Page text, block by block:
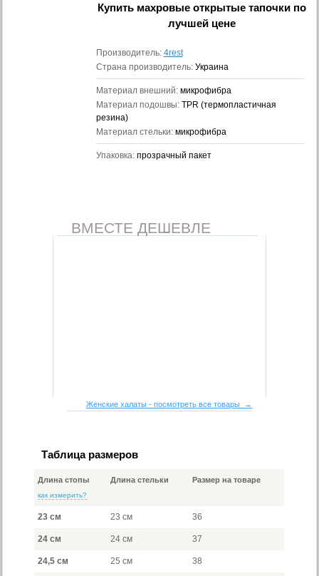
Купить махровые открытые тапочки по
лучшей цене
Производитель: 4rest
Страна производитель: Украина
Материал внешний: микрофибра
Материал подошвы: TPR (термопластичная
резина)
Материал стельки: микрофибра
Упаковка: прозрачный пакет
ВМЕСТЕ ДЕШЕВЛЕ
Женские халаты - посмотреть все товары →
Таблица размеров
Длина стопы
как измерить?
Длина стельки Размер на товаре
23 см 23 см 36
24 см 24 см 37
24,5 см 25 см 38